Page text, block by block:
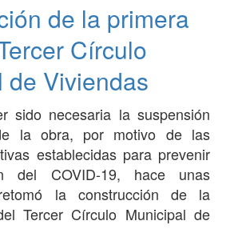
de la primera
Círculo
de Viviendas
sido necesaria la suspensión
la obra, por motivo de las
establecidas para prevenir
del COVID-19, hace unas
la construcción de la
Tercer Círculo Municipal de